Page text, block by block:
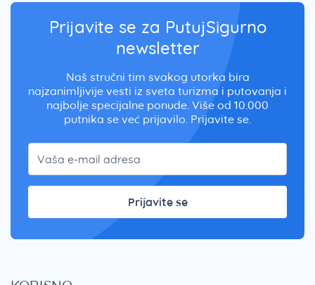
Prijavite se za PutujSigurno
newsletter
Naš stručni tim svakog utorka bira
najzanimljivije vesti iz sveta turizma i putovanja i
najbolje specijalne ponude. Više od 10.000
putnika se već prijavilo. Prijavite se.
Prijavite se